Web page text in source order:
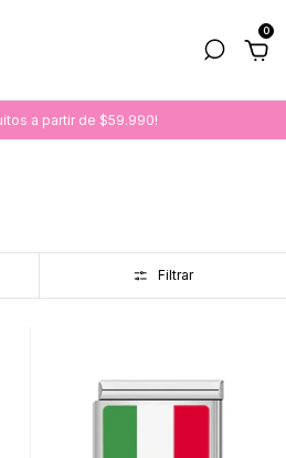
0
a partir de $59.990!
Filtrar